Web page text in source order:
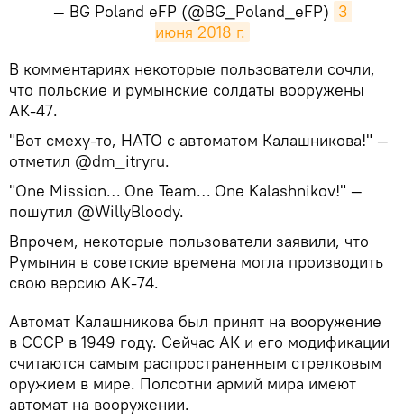
— BG Poland eFP (@BG_Poland_eFP) 3
июня 2018 г.
В комментариях некоторые пользователи сочли,
что польские и румынские солдаты вооружены
АК-47.
"Вот смеху-то, НАТО с автоматом Калашникова!" —
отметил @dm_itryru.
"One Мission… One Team… One Kalashnikov!" —
пошутил @WillyBloody.
Впрочем, некоторые пользователи заявили, что
Румыния в советские времена могла производить
свою версию АК-74.
Автомат Калашникова был принят на вооружение
в СССР в 1949 году. Сейчас АК и его модификации
считаются самым распространенным стрелковым
оружием в мире. Полсотни армий мира имеют
автомат на вооружении.